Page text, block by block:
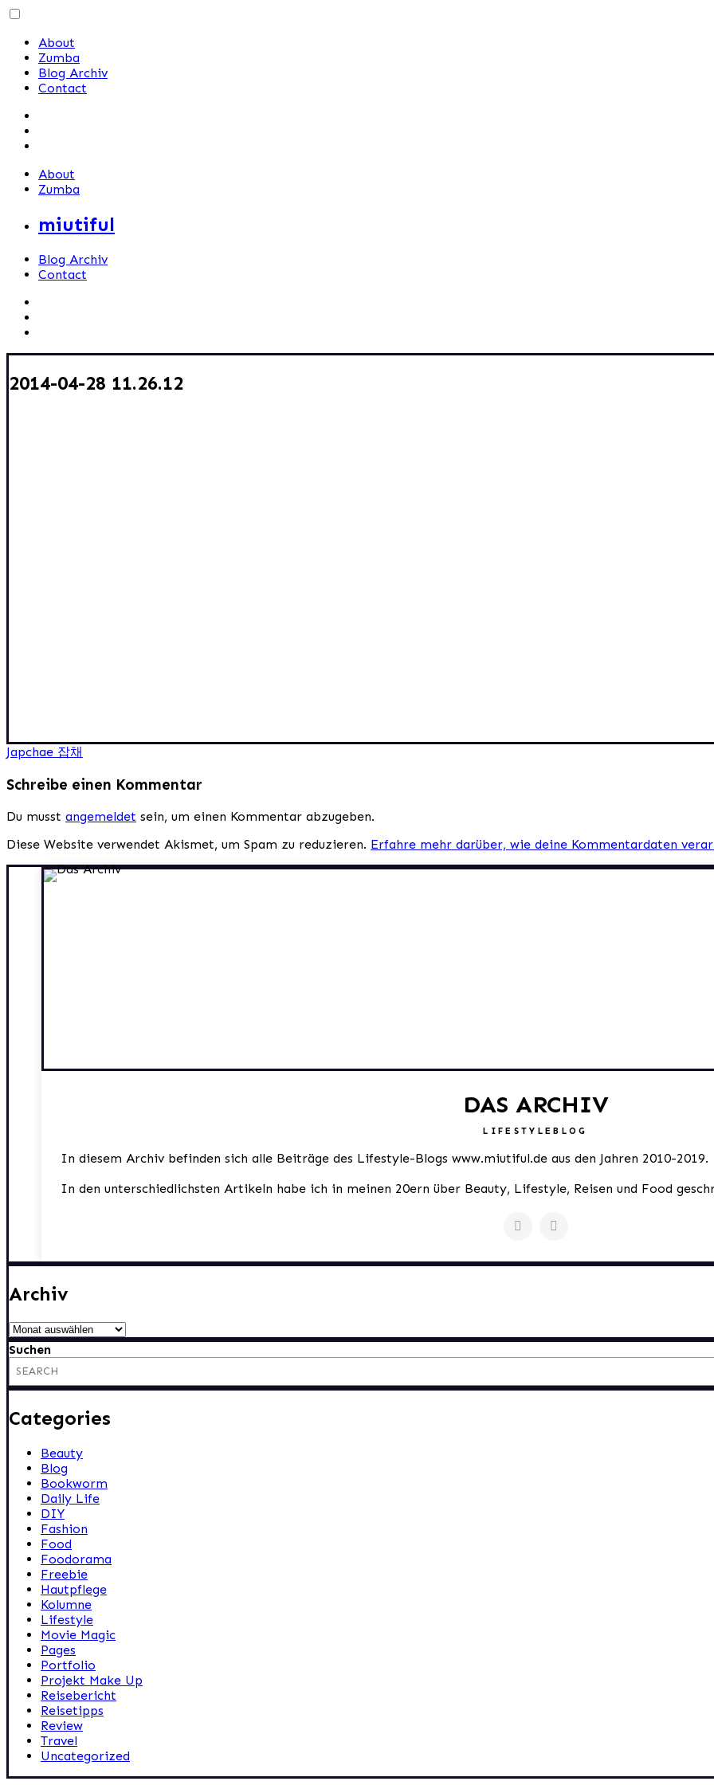
Skip
contentAbout
Zumba
Blog Archiv
Contact
About
Zumba
miutiful
Blog Archiv
Contact
2014-04-28 11.26.12
Beitragsnavigation
Japchae 잡채
Schreibe einen Kommentar
Du musst angemeldet sein, um einen Kommentar abzugeben.
Diese Website verwendet Akismet, um Spam zu reduzieren. Erfahre mehr darüber, wie deine Kommentardaten
DAS ARCHIV
LIFESTYLEBLOG
In diesem Archiv befinden sich alle Beiträge des Lifestyle-Blogs www.miutiful.de aus den Jahren 2010-2019.
In den unterschiedlichsten Artikeln habe ich in meinen 20ern über Beauty, Lifestyle, Reisen und Food
Archiv
Archiv
Suchen
Categories
Beauty
Blog
Bookworm
Daily Life
DIY
Fashion
Food
Foodorama
Freebie
Hautpflege
Kolumne
Lifestyle
Movie Magic
Pages
Portfolio
Projekt Make Up
Reisebericht
Reisetipps
Review
Travel
Uncategorized